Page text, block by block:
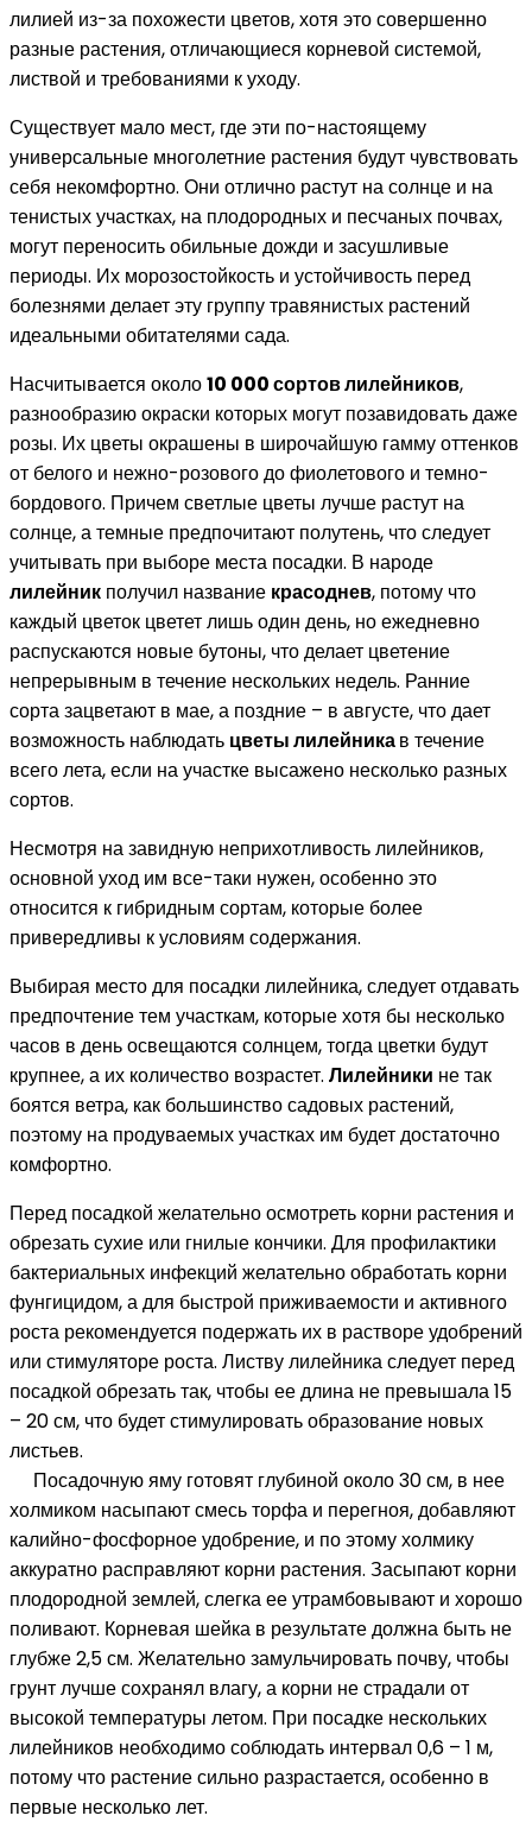
лилией из-за похожести цветов, хотя это совершенно
разные растения, отличающиеся корневой системой,
листвой и требованиями к уходу.
Существует мало мест, где эти по-настоящему
универсальные многолетние растения будут чувствовать
себя некомфортно. Они отлично растут на солнце и на
тенистых участках, на плодородных и песчаных почвах,
могут переносить обильные дожди и засушливые
периоды. Их морозостойкость и устойчивость перед
болезнями делает эту группу травянистых растений
идеальными обитателями сада.
Насчитывается около10 000 сортов лилейников,
разнообразию окраски которых могут позавидовать даже
розы. Их цветы окрашены в широчайшую гамму оттенков
от белого и нежно-розового до фиолетового и темно-
бордового. Причем светлые цветы лучше растут на
солнце, а темные предпочитают полутень, что следует
учитывать при выборе места посадки. В народе
лилейник получил название красоднев, потому что
каждый цветок цветет лишь один день, но ежедневно
распускаются новые бутоны, что делает цветение
непрерывным в течение нескольких недель. Ранние
сорта зацветают в мае, а поздние – в августе, что дает
возможность наблюдать цветы лилейникав течение
всего лета, если на участке высажено несколько разных
сортов.
Несмотря на завидную неприхотливость лилейников,
основной уход им все-таки нужен, особенно это
относится к гибридным сортам, которые более
привередливы к условиям содержания.
Выбирая место для посадки лилейника, следует отдавать
предпочтение тем участкам, которые хотя бы несколько
часов в день освещаются солнцем, тогда цветки будут
крупнее, а их количество возрастет. Лилейники не так
боятся ветра, как большинство садовых растений,
поэтому на продуваемых участках им будет достаточно
комфортно.
Перед посадкой желательно осмотреть корни растения и
обрезать сухие или гнилые кончики. Для профилактики
бактериальных инфекций желательно обработать корни
фунгицидом, а для быстрой приживаемости и активного
роста рекомендуется подержать их в растворе удобрений
или стимуляторе роста. Листву лилейника следует перед
посадкой обрезать так, чтобы ее длина не превышала 15
– 20 см, что будет стимулировать образование новых
листьев.
Посадочную яму готовят глубиной около 30 см, в нее
холмиком насыпают смесь торфа и перегноя, добавляют
калийно-фосфорное удобрение, и по этому холмику
аккуратно расправляют корни растения. Засыпают корни
плодородной землей, слегка ее утрамбовывают и хорошо
поливают. Корневая шейка в результате должна быть не
глубже 2,5 см. Желательно замульчировать почву, чтобы
грунт лучше сохранял влагу, а корни не страдали от
высокой температуры летом. При посадке нескольких
лилейников необходимо соблюдать интервал 0,6 – 1 м,
потому что растение сильно разрастается, особенно в
первые несколько лет.